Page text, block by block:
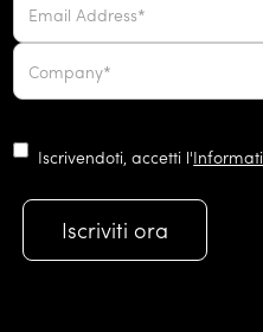
Iscrivendoti, accetti l'